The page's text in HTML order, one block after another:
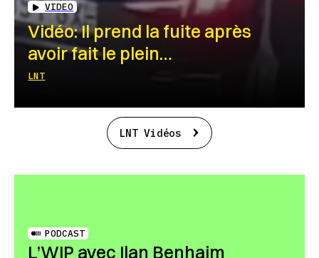
VIDEO
Vidéo: Il prend la fuite après
avoir fait le plein…
LNT
LNT Vidéos
PODCAST
L’WIP avec Ilan Benhaim